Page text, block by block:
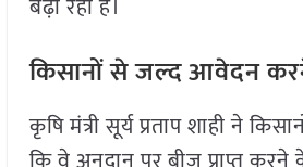
बढ़ा रहा है।
किसानों से जल्द आवेदन
कृषि मंत्री सूर्य प्रताप शाही ने